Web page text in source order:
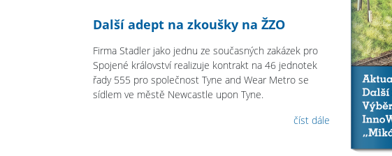
Další adept na zkoušky na ŽZO
Firma Stadler jako jednu ze současných zakázek pro
Spojené království realizuje kontrakt na 46 jednotek
řady 555 pro společnost Tyne and Wear Metro se
sídlem ve městě Newcastle upon Tyne.
číst dále